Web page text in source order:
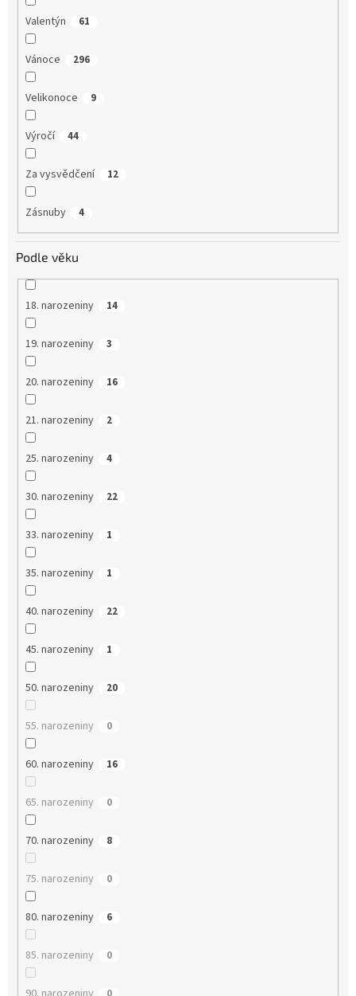
Valentýn 61
Vánoce 296
Velikonoce 9
Výročí 44
Za vysvědčení 12
Zásnuby 4
Podle věku
18. narozeniny 14
19. narozeniny 3
20. narozeniny 16
21. narozeniny 2
25. narozeniny 4
30. narozeniny 22
33. narozeniny 1
35. narozeniny 1
40. narozeniny 22
45. narozeniny 1
50. narozeniny 20
55. narozeniny 0
60. narozeniny 16
65. narozeniny 0
70. narozeniny 8
75. narozeniny 0
80. narozeniny 6
85. narozeniny 0